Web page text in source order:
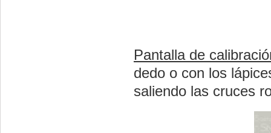
Pantalla de
dedo o con los
saliendo las cruces